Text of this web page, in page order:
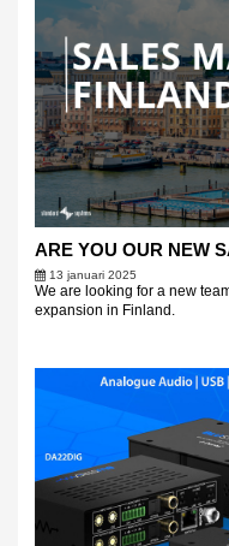
ARE YOU OUR NEW
13 januari 2025
We are looking for a new
expansion in Finland.